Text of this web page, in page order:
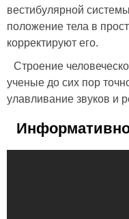
вестибулярной
положение тела в
корректируют его.
Строение
ученые до сих пор
улавливание звуков и